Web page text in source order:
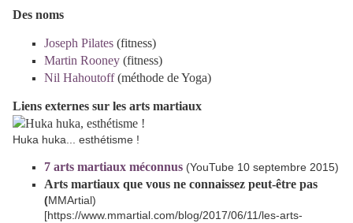
Des noms
Joseph Pilates (fitness)
Martin Rooney (fitness)
Nil Hahoutoff(méthode de Yoga)
Liens externes sur les arts martiaux
Huka huka... esthétisme !
7 arts martiaux méconnus (YouTube 10 septembre 2015)
Arts martiaux que vous ne connaissez peut-être pas
(MMArtial)
[https://www.mmartial.com/blog/2017/06/11/les-arts-